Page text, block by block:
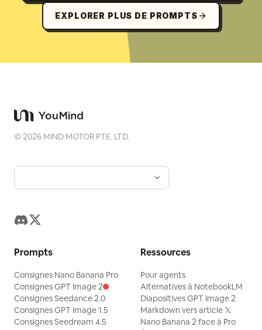
EXPLORER PLUS DE PROMPTS
©2026 MIND MOTOR PTE. LTD.
Prompts
Consignes Nano Banana Pro
Consignes GPT Image 2
Consignes Seedance 2.0
Consignes GPT Image 1.5
Consignes Seedream 4.5
Ressources
Pour agents
Alternatives à NotebookLM
Diapositives GPT Image 2
Markdown vers article 𝕏
Nano Banana 2 face à Pro